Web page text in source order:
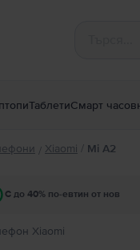
ТаблетиСмарт
/ Xiaomi / Mi A2
С до 40% по-евтин от нов
Xiaomi